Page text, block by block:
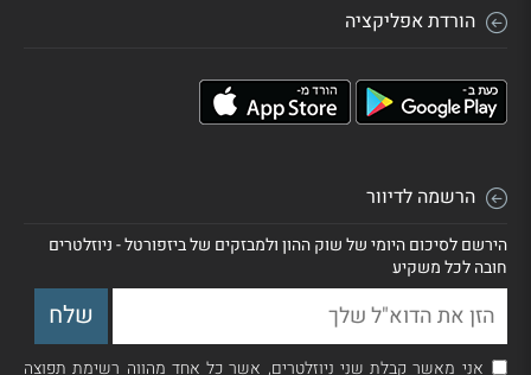
הורדת אפליקציה
הרשמה לדיוור
הירשם לסיכום היומי של שוק ההון ולמבזקים של ביזפורטל - ניוזלטרים
חובה לכל משקיע
אני מאשר קבלת שני ניוזלטרים, אשר כל אחד מהווה רשימת תפוצה